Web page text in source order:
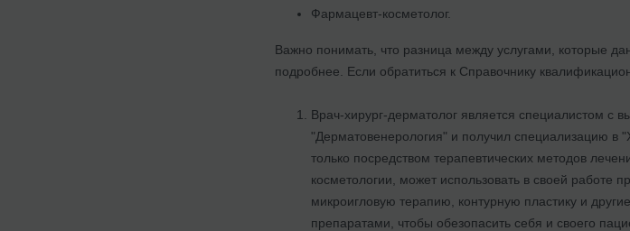
Фармацевт-косметолог.
Важно понимать, что разница между услугами, которые
подробнее. Если обратиться к Справочнику
Врач-хирург-дерматолог является специалистом
"Дерматовенерология" и получил специализацию в
только посредством терапевтических методов
косметологии, может использовать в своей
микроигловую терапию, контурную пластику и
препаратами, чтобы обезопасить себя и своего